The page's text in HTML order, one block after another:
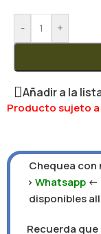
- +
Añadir a la
Producto sujeto
Chequea con
>Whatsapp
disponibles
Recuerda